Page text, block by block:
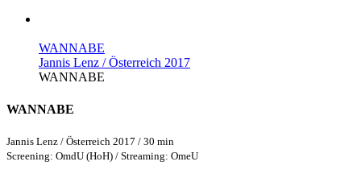
WANNABE
Jannis Lenz / Österreich 2017
WANNABE
WANNABE
Jannis Lenz / Österreich 2017 / 30 min
Screening: OmdU (HoH) / Streaming: OmeU